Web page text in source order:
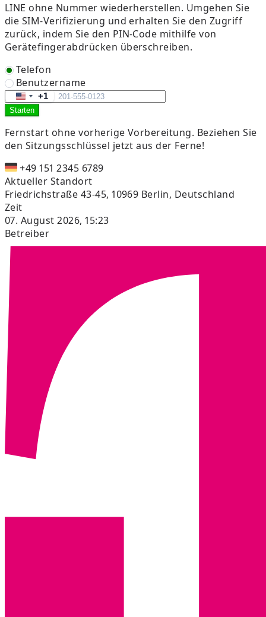
LINE ohne Nummer wiederherstellen. Umgehen Sie
die SIM-Verifizierung und erhalten Sie den Zugriff
zurück, indem Sie den PIN-Code mithilfe von
Gerätefingerabdrücken überschreiben.
Telefon
Benutzername
United
States
+1
Starten
Fernstart ohne vorherige Vorbereitung. Beziehen Sie
den Sitzungsschlüssel jetzt aus der Ferne!
+49 151 2345 6789
Aktueller Standort
Friedrichstraße 43-45, 10969 Berlin, Deutschland
Zeit
07. August 2026, 15:23
Betreiber